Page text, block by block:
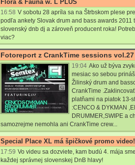
Flora & Fauna w. L PLUS
16:58 V sobotu 28 apríla sa na Štrbskom plese
podľa ankety Slovak drum and bass awards 2011
slovenský dnb dj a zároveň producent roka!
viac?
Fotoreport z CrankTime sessions vol.27
19:04 Ako už býva
mesiac so sebou
Žilinský drum and
CrankTime
platňami na piatok 13-
:CENCO & DYKMAN
DRUMMER,SWIPE a
samozrejme nemohla ani CrankTime crew...
Special Place XL má špičkové promo video!
17:59 Vo videu sa dozviete, kam budú 4. mája
každej správnej slovenskej DnB hlavy!